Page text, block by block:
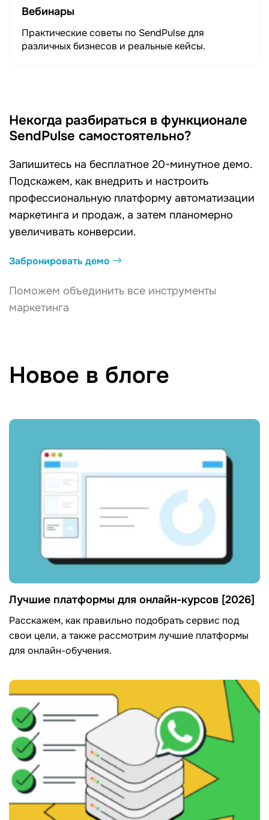
Вебинары
Практические советы по SendPulse для
различных бизнесов и реальные кейсы.
Некогда разбираться в функционале
SendPulse самостоятельно?
Запишитесь на бесплатное 20-минутное демо.
Подскажем, как внедрить и настроить
профессиональную платформу автоматизации
маркетинга и продаж, а затем планомерно
увеличивать конверсии.
Забронировать демо
Поможем объединить все инструменты
маркетинга
Новое в блоге
Лучшие платформы для онлайн-курсов [2026]
Расскажем, как правильно подобрать сервис под
свои цели, а также рассмотрим лучшие платформы
для онлайн-обучения.